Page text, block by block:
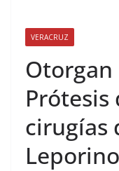
VERACRUZ
Prótesis
cirugías
Leporino